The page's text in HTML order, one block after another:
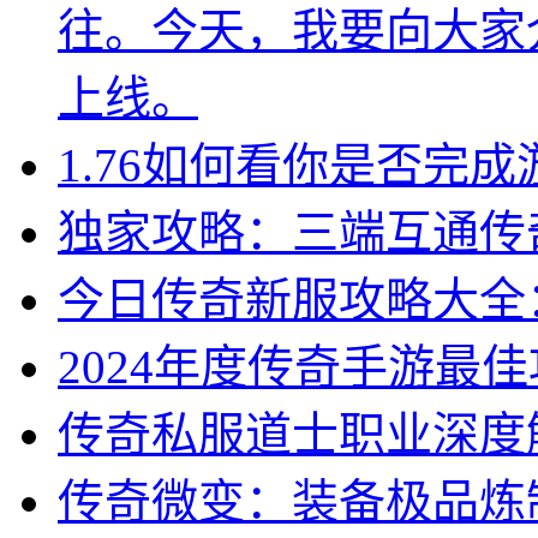
往。今天，我要向大
上线。
1.76如何看你是否完成
独家攻略：三端互通
今日传奇新服攻略大
2024年度传奇手游最
传奇私服道士职业深
传奇微变：装备极品